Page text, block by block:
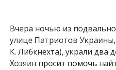
Вчера ночью из
улице Патриотов
К. Либкнехта), украли два
Хозяин просит помочь